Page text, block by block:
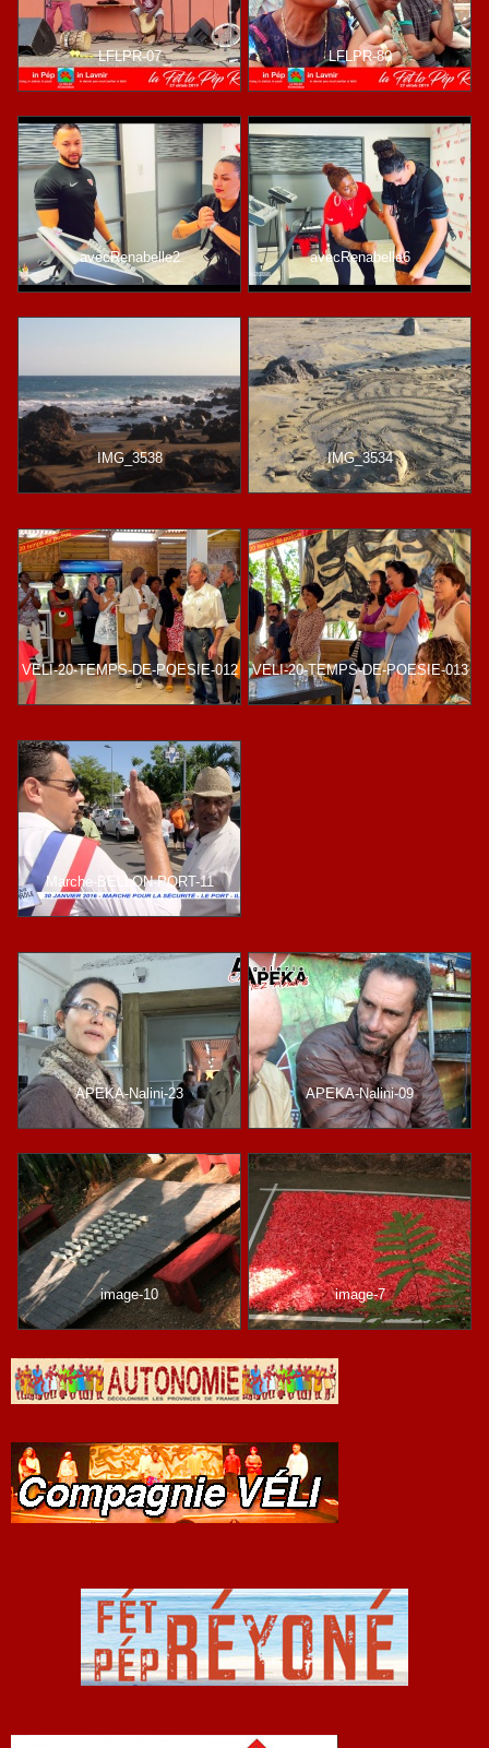
LFLPR-07 LFLPR-80
avecRenabelle2 avecRenabelle6
IMG_3538 IMG_3534
VELI-20-TEMPS-DE-POESIE-012 VELI-20-TEMPS-DE-POESIE-013
Marche-BELLON-PORT-11
APEKA-Nalini-23 APEKA-Nalini-09
image-10 image-7